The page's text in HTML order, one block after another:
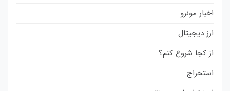
اخبار مونرو
ارز دیجیتال
از کجا شروع کنم؟
استخراج